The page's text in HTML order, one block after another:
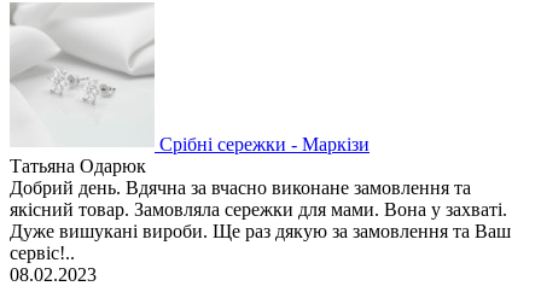
Срібні сережки - Маркізи
Татьяна Одарюк
Добрий день. Вдячна за вчасно виконане замовлення та
якісний товар. Замовляла сережки для мами. Вона у захваті.
Дуже вишукані вироби. Ще раз дякую за замовлення та Ваш
сервіс!..
08.02.2023